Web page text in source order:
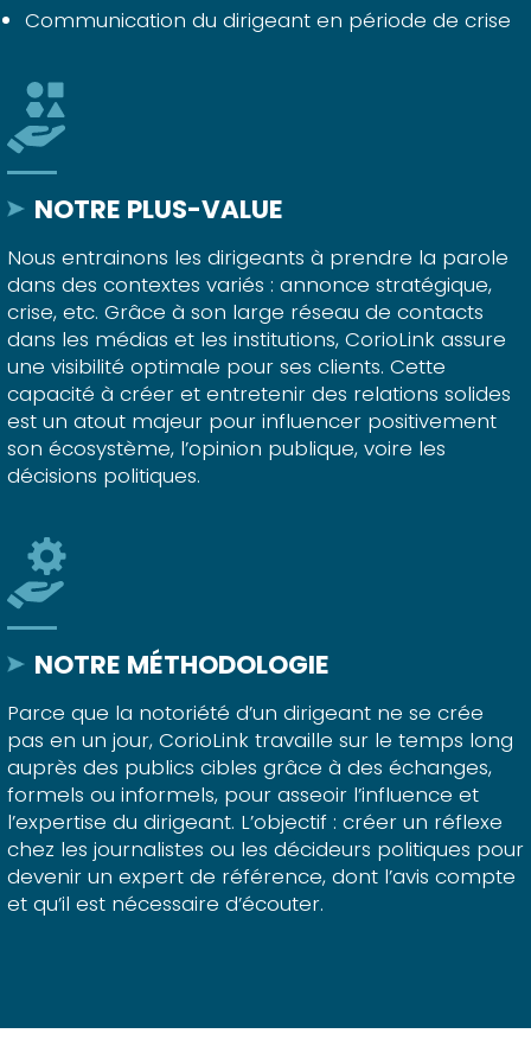
Communication du dirigeant en période de crise
NOTRE PLUS-VALUE
Nous entrainons les dirigeants à prendre la parole
dans des contextes variés : annonce stratégique,
crise, etc. Grâce à son large réseau de contacts
dans les médias et les institutions, CorioLink assure
une visibilité optimale pour ses clients. Cette
capacité à créer et entretenir des relations solides
est un atout majeur pour influencer positivement
son écosystème, l’opinion publique, voire les
décisions politiques.
NOTRE MÉTHODOLOGIE
Parce que la notoriété d’un dirigeant ne se crée
pas en un jour, CorioLink travaille sur le temps long
auprès des publics cibles grâce à des échanges,
formels ou informels, pour asseoir l’influence et
l’expertise du dirigeant. L’objectif : créer un réflexe
chez les journalistes ou les décideurs politiques pour
devenir un expert de référence, dont l’avis compte
et qu’il est nécessaire d’écouter.